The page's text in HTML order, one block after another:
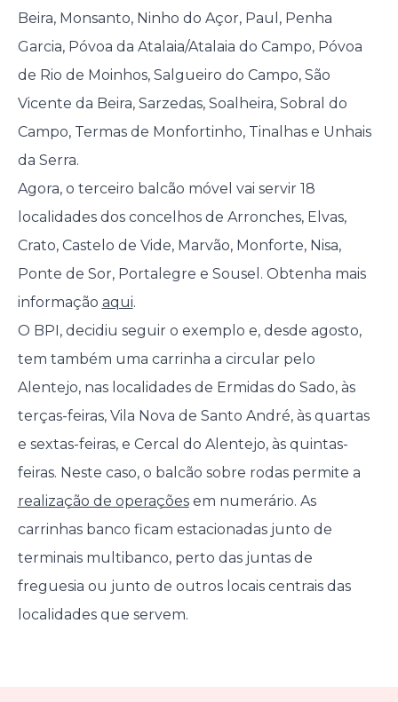
Beira, Monsanto, Ninho do Açor, Paul, Penha
Garcia, Póvoa da Atalaia/Atalaia do Campo, Póvoa
de Rio de Moinhos, Salgueiro do Campo, São
Vicente da Beira, Sarzedas, Soalheira, Sobral do
Campo, Termas de Monfortinho, Tinalhas e Unhais
da Serra.
Agora, o terceiro balcão móvel vai servir 18
localidades dos concelhos de Arronches, Elvas,
Crato, Castelo de Vide, Marvão, Monforte, Nisa,
Ponte de Sor, Portalegre e Sousel. Obtenha mais
informação aqui.
O BPI, decidiu seguir o exemplo e, desde agosto,
tem também uma carrinha a circular pelo
Alentejo, nas localidades de Ermidas do Sado, às
terças-feiras, Vila Nova de Santo André, às quartas
e sextas-feiras, e Cercal do Alentejo, às quintas-
feiras. Neste caso, o balcão sobre rodas permite a
realização de operaçõesem numerário. As
carrinhas banco ficam estacionadas junto de
terminais multibanco, perto das juntas de
freguesia ou junto de outros locais centrais das
localidades que servem.